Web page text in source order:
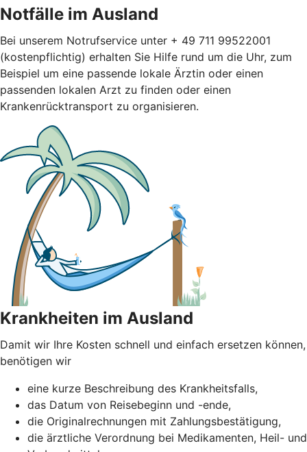
Notfälle im Ausland
Bei unserem Notrufservice unter + 49 711 99522001
(kostenpflichtig) erhalten Sie Hilfe rund um die Uhr, zum
Beispiel um eine passende lokale Ärztin oder einen
passenden lokalen Arzt zu finden oder einen
Krankenrücktransport zu organisieren.
Krankheiten im Ausland
Damit wir Ihre Kosten schnell und einfach ersetzen können,
benötigen wir
eine kurze Beschreibung des Krankheitsfalls,
das Datum von Reisebeginn und -ende,
die Originalrechnungen mit Zahlungsbestätigung,
die ärztliche Verordnung bei Medikamenten, Heil- und